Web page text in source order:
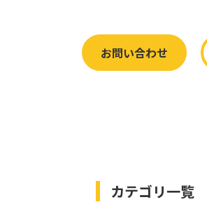
お問い合わせ
カテゴリ一覧